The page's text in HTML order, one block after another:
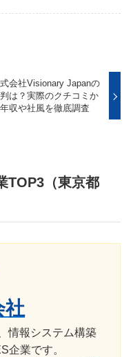
会社Visionary Japanの
は？実際のクチコミか
収や社風を徹底調査
TOP3（東京都
社
情報システム構築
企業です。